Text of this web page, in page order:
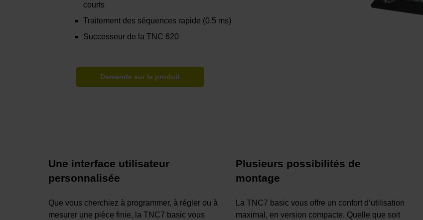
courts
Traitement des séquences rapide (0,5 ms)
Successeur de la TNC 620
Demande sur le produit
Une interface utilisateur
personnalisée
Que vous cherchiez à programmer, à régler ou à
mesurer une pièce finie, la TNC7 basic vous
Plusieurs possibilités de
montage
La TNC7 basic vous offre un confort d’utilisation
maximal, en version compacte. Quelle que soit